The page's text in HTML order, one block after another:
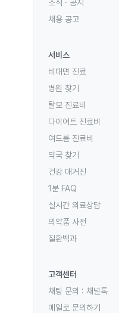
소식 · 공지
채용 공고
서비스
비대면 진료
병원 찾기
탈모 진료비
다이어트 진료비
여드름 진료비
약국 찾기
건강 매거진
1분 FAQ
실시간 의료상담
의약품 사전
질환백과
고객센터
채팅 문의 : 채널톡
메일로 문의하기